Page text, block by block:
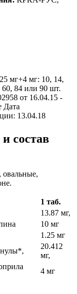
мг+4 мг: 10, 14,
60, 84 или 90 шт.
от 16.04.15 -
Дата
13.04.18
состав
овальные,
1 таб.
13.87 мг,
10 мг
1.25 мг
20.412
мг,
4 мг